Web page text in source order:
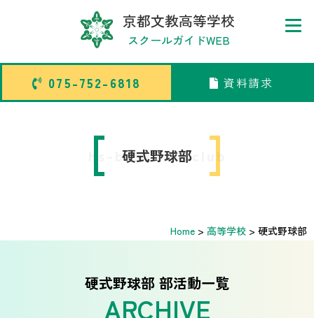
075-752-6818 資料請求
卒業生メッセージ
京都文教高等学校
スクールガイドWEB
075-752-6818 資料請求
硬式野球部
hs-baseball-club
Home > 高等学校 > 硬式野球部
硬式野球部 部活動一覧